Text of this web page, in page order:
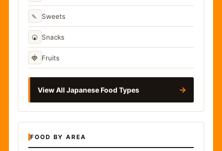
🍡 Sweets
🍘 Snacks
🍓 Fruits
View All Japanese Food Types →
FOOD BY AREA